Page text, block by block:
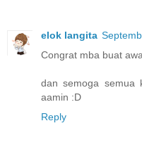
elok langita
Congrat mba buat
dan semoga semua
aamin :D
Reply